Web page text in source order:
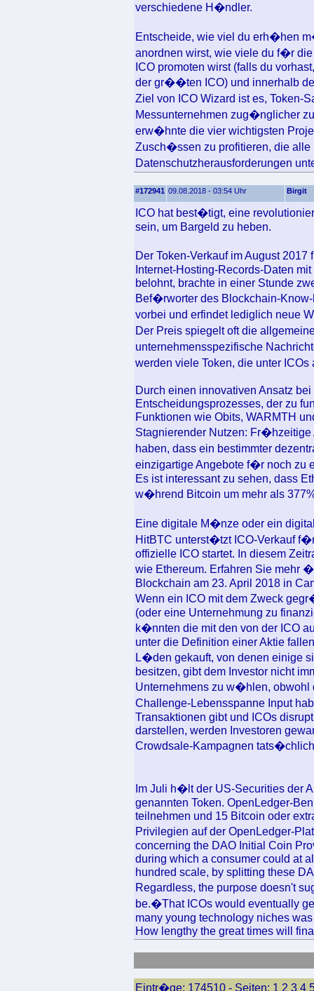
verschiedene H�ndler.
Entscheide, wie viel du erh�hen
anordnen wirst, wie viele du f�r
ICO promoten wirst (falls du
der gr��ten ICO) und innerhalb
Ziel von ICO Wizard ist es, Token-
Messunternehmen zug�nglicher
erw�hnte die vier wichtigsten
Zusch�ssen zu profitieren, die alle
Datenschutzherausforderungen
#172941 09.08.2018 - 03:54 Uhr Birgit
ICO hat best�tigt, eine
sein, um Bargeld zu heben.
Der Token-Verkauf im August
Internet-Hosting-Records-Daten
belohnt, brachte in einer Stunde
Bef�rworter des Blockchain-
vorbei und erfindet lediglich neue
Der Preis spiegelt oft die
unternehmensspezifische
werden viele Token, die unter
Durch einen innovativen Ansatz
Entscheidungsprozesses, der zu
Funktionen wie Obits, WARMTH
Stagnierender Nutzen: Fr�hzeitige
haben, dass ein bestimmter
einzigartige Angebote f�r noch zu
Es ist interessant zu sehen, dass
w�hrend Bitcoin um mehr als
Eine digitale M�nze oder ein
HitBTC unterst�tzt ICO-Verkauf
offizielle ICO startet. In diesem
wie Ethereum. Erfahren Sie mehr
Blockchain am 23. April 2018 in
Wenn ein ICO mit dem Zweck
(oder eine Unternehmung zu
k�nnten die mit den von der ICO
unter die Definition einer Aktie
L�den gekauft, von denen einige
besitzen, gibt dem Investor nicht
Unternehmens zu w�hlen,
Challenge-Lebensspanne Input
Transaktionen gibt und ICOs
darstellen, werden Investoren
Crowdsale-Kampagnen
Im Juli h�lt der US-Securities der
genannten Token. OpenLedger-
teilnehmen und 15 Bitcoin oder
Privilegien auf der OpenLedger-
concerning the DAO Initial Coin
during which a consumer could at
hundred scale, by splitting these
Regardless, the purpose doesn't
be.�That ICOs would eventually
many young technology niches
How lengthy the great times will
Eintr�ge: 174510 - Seiten: 1 2 3 4